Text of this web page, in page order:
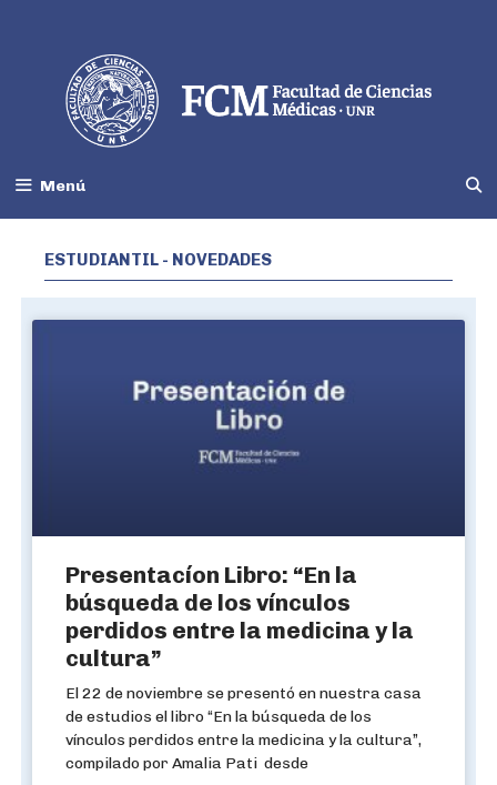
Menú
ESTUDIANTIL - NOVEDADES
Presentacíon Libro: “En la
búsqueda de los vínculos
perdidos entre la medicina y la
cultura”
El 22 de noviembre se presentó en nuestra casa
de estudios el libro “En la búsqueda de los
vínculos perdidos entre la medicina y la cultura”,
compilado por Amalia Pati desde